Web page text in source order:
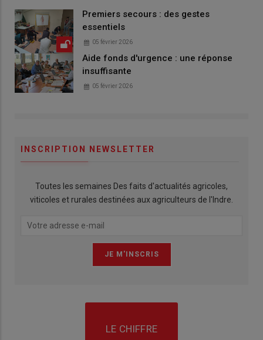
Premiers secours : des gestes
essentiels
05 février 2026
Aide fonds d'urgence : une réponse
insuffisante
05 février 2026
INSCRIPTION NEWSLETTER
Toutes les semaines Des faits d'actualités agricoles,
viticoles et rurales destinées aux agriculteurs de l'Indre.
LE CHIFFRE